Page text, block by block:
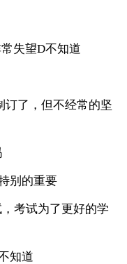
失望D不知道
订了，但不经常的坚
别的重要
考试为了更好的学
知道